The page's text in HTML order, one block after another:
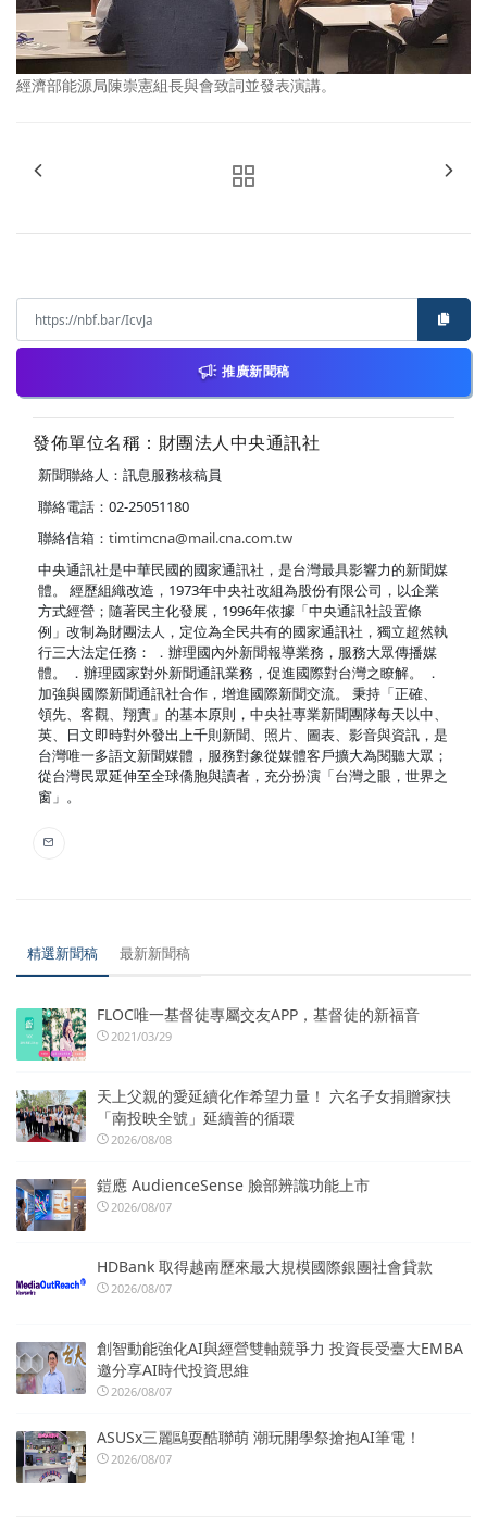
經濟部能源局陳崇憲組長與會致詞並發表演講。
推廣新聞稿
發佈單位名稱：財團法人中央通訊社
新聞聯絡人：訊息服務核稿員
聯絡電話：02-25051180
聯絡信箱： timtimcna@mail.cna.com.tw
中央通訊社是中華民國的國家通訊社，是台灣最具影響力的新聞媒
體。 經歷組織改造，1973年中央社改組為股份有限公司，以企業
方式經營；隨著民主化發展，1996年依據「中央通訊社設置條
例」改制為財團法人，定位為全民共有的國家通訊社，獨立超然執
行三大法定任務： ．辦理國內外新聞報導業務，服務大眾傳播媒
體。 ．辦理國家對外新聞通訊業務，促進國際對台灣之瞭解。 ．
加強與國際新聞通訊社合作，增進國際新聞交流。 秉持「正確、
領先、客觀、翔實」的基本原則，中央社專業新聞團隊每天以中、
英、日文即時對外發出上千則新聞、照片、圖表、影音與資訊，是
台灣唯一多語文新聞媒體，服務對象從媒體客戶擴大為閱聽大眾；
從台灣民眾延伸至全球僑胞與讀者，充分扮演「台灣之眼，世界之
窗」。
精選新聞稿 最新新聞稿
FLOC唯一基督徒專屬交友APP，基督徒的新福音
2021/03/29
天上父親的愛延續化作希望力量！ 六名子女捐贈家扶
「南投映全號」延續善的循環
2026/08/08
鎧應 AudienceSense 臉部辨識功能上市
2026/08/07
HDBank 取得越南歷來最大規模國際銀團社會貸款
2026/08/07
創智動能強化AI與經營雙軸競爭力 投資長受臺大EMBA
邀分享AI時代投資思維
2026/08/07
ASUSx三麗鷗耍酷聯萌 潮玩開學祭搶抱AI筆電！
2026/08/07